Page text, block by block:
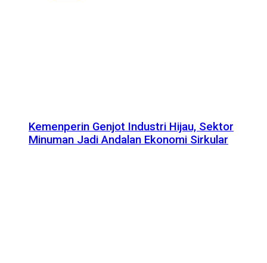
Kemenperin Genjot Industri Hijau, Sektor
Minuman Jadi Andalan Ekonomi Sirkular